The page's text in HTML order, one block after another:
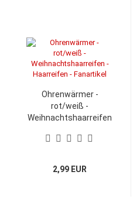
Ohrenwärmer -
rot/weiß -
Weihnachtshaarreifen
Fanartikel
2,99 EUR